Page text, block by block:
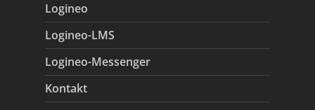
Logineo
Logineo-LMS
Logineo-Messenger
Kontakt